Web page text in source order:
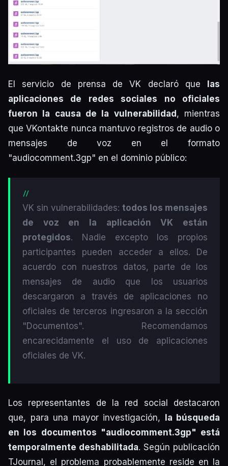
El servicio de prensa de VK declaró que las
aplicaciones de redes sociales no oficiales
fueron la causa de la vulnerabilidad, mientras
que VKontakte nunca mantuvo registros de audio o
mensajes de voz en el formato
"audiocomment.3gp" en el dominio público:
VK sin vulnerabilidades: todos los mensajes
de voz en la aplicación VK están
protegidos. Nadie excepto los propios
participantes pueden acceder a ellos. De
acuerdo con nuestros datos, parte de los
mensajes de audio que los usuarios
descargaron a través de aplicaciones no
oficiales de terceros ingresaron a la sección
"Documentos". Recomendamos
encarecidamente el uso de aplicaciones
oficiales de VK.
Los representantes de la red social destacaron
que, para una mayor investigación, la búsqueda
en los documentos "audiocomment.3gp" está
temporalmente deshabilitada. Según publicación
TJournal, el problema probablemente reside en la